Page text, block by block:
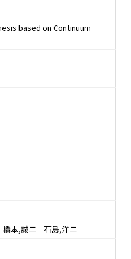
based on Continuum
本,誠二 石島,洋二